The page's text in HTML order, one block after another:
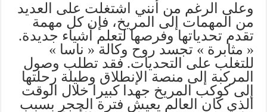
وعلى الرغم من أنني اشتغلت على العديد
من المهمات إلى المريخ، فإن كل مهمة
تقدم تحدياتها وفرصها لتعلم أشياء جديدة.
« مثابرة » تجسد روح وكالة « ناسا »
للتغلب على التحديات. فقد تطلب وصول
المركبة إلى منصة الإنطلاق وطيلة رحلتها
إلى كوكب المريخ جهدا كبيرا خلال الوقت
الذي كان العالم يعيش فترة الحجر بسبب